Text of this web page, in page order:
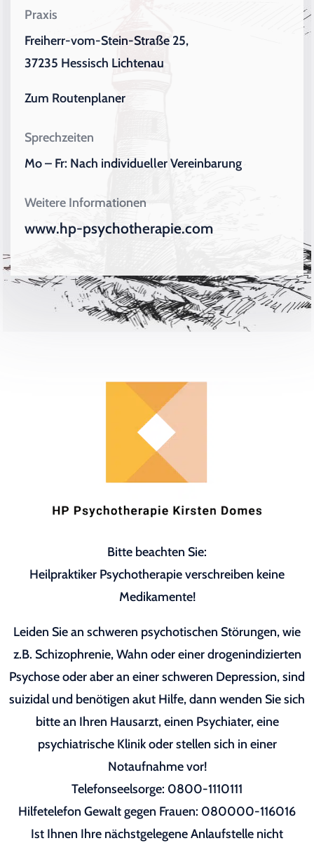
Praxis
Freiherr-vom-Stein-Straße 25,
37235 Hessisch Lichtenau
Zum Routenplaner
Sprechzeiten
Mo – Fr: Nach individueller Vereinbarung
Weitere Informationen
www.hp-psychotherapie.com
Bitte beachten Sie:
Heilpraktiker Psychotherapie verschreiben keine
Medikamente!
Leiden Sie an schweren psychotischen Störungen, wie
z.B. Schizophrenie, Wahn oder einer drogenindizierten
Psychose oder aber an einer schweren Depression, sind
suizidal und benötigen akut Hilfe, dann wenden Sie sich
bitte an Ihren Hausarzt, einen Psychiater, eine
psychiatrische Klinik oder stellen sich in einer
Notaufnahme vor!
Telefonseelsorge: 0800-1110111
Hilfetelefon Gewalt gegen Frauen: 080000-116016
Ist Ihnen Ihre nächstgelegene Anlaufstelle nicht